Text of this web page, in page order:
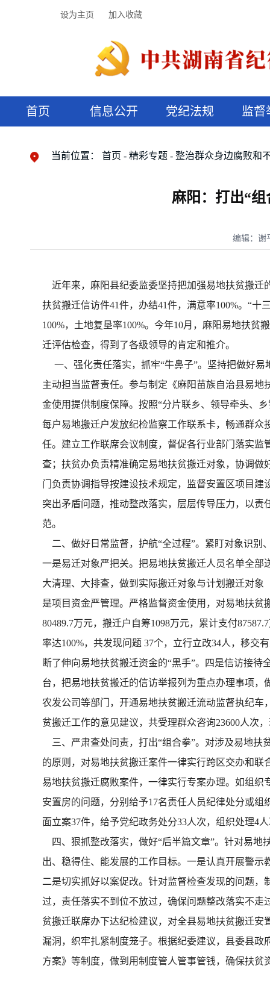
设为主页 加入收藏
首页 信息公开 党纪法规 监督
当前位置： 首页 精彩专题 整治群众身边腐败和
麻阳：打出“
编辑：谢
近年来，麻阳县纪委监委坚持把加强易地扶贫搬迁
扶贫搬迁信访件41件，办结41件，满意率100%。“十
100%，土地复垦率100%。今年10月，麻阳易地扶
迁评估检查，得到了各级领导的肯定和推介。
一、强化责任落实，抓牢“牛鼻子”。坚持把做好易
主动担当监督责任。参与制定《麻阳苗族自治县易
金使用提供制度保障。按照“分片联乡、领导牵头、
每户易地搬迁户发放纪检监察工作联系卡，畅通群
任。建立工作联席会议制度，督促各行业部门落实
查；扶贫办负责精准确定易地扶贫搬迁对象，协调
门负责协调指导按建设技术规定，监督安置区项目
突出矛盾问题，推动整改落实，层层传导压力，以
范。
二、做好日常监督，护航“全过程”。紧盯对象识别
一是易迁对象严把关。把易地扶贫搬迁人员名单全部
大清理、大排查，做到实际搬迁对象与计划搬迁对
是项目资金严管理。严格监督资金使用，对易地扶
80489.7万元，搬迁户自筹1098万元，累计支付
率达100%，共发现问题 37个，立行立改34人，移交
断了伸向易地扶贫搬迁资金的“黑手”。四是信访接待
台，把易地扶贫搬迁的信访举报列为重点办理事项
农发公司等部门，开通易地扶贫搬迁流动监督执纪
贫搬迁工作的意见建议，共受理群众咨询23600人次
三、严肃查处问责，打出“组合拳”。对涉及易地扶
的原则，对易地扶贫搬迁案件一律实行跨区交办和
易地扶贫搬迁腐败案件，一律实行专案办理。如组
安置房的问题，分别给予17名责任人员纪律处分或
面立案37件，给予党纪政务处分33人次，组织处理4
四、狠抓整改落实，做好“后半篇文章”。针对易地
出、稳得住、能发展的工作目标。一是认真开展警
二是切实抓好以案促改。针对监督检查发现的问题
过，责任落实不到位不放过，确保问题整改落实不
贫搬迁联席办下达纪检建议，对全县易地扶贫搬迁
漏洞，织牢扎紧制度笼子。根据纪委建议，县委县
方案》等制度，做到用制度管人管事管钱，确保扶贫